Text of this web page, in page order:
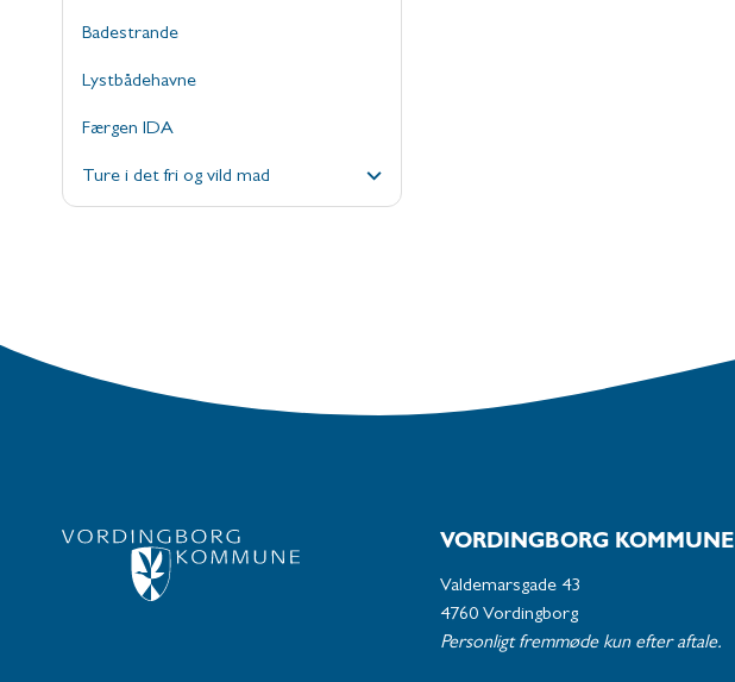
Badestrande
Lystbådehavne
Færgen IDA
Ture i det fri og vild mad
VORDINGBORG KOMMUNE
Valdemarsgade 43
4760 Vordingborg
Personligt fremmøde kun efter aftale.